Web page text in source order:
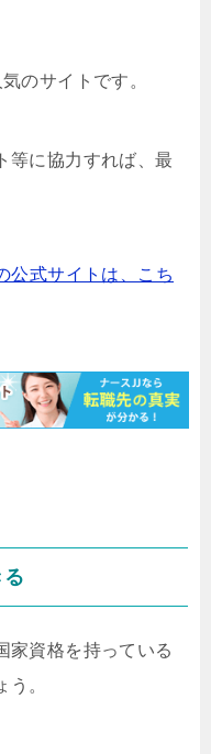
のサイトです。
等に協力すれば、最
公式サイトは、こち
家資格を持っている
。